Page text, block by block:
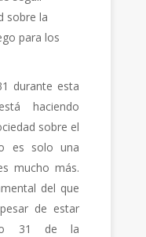
sobre la
para los
durante esta
haciendo
sobre el
es solo una
mucho más.
del que
de estar
31 de la